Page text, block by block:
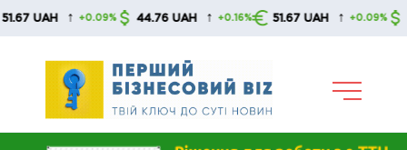
Skip
↑ +0.09% 44.76 UAH ↑ +0.16% 51.67 UAH ↑ +0.09% 44.76